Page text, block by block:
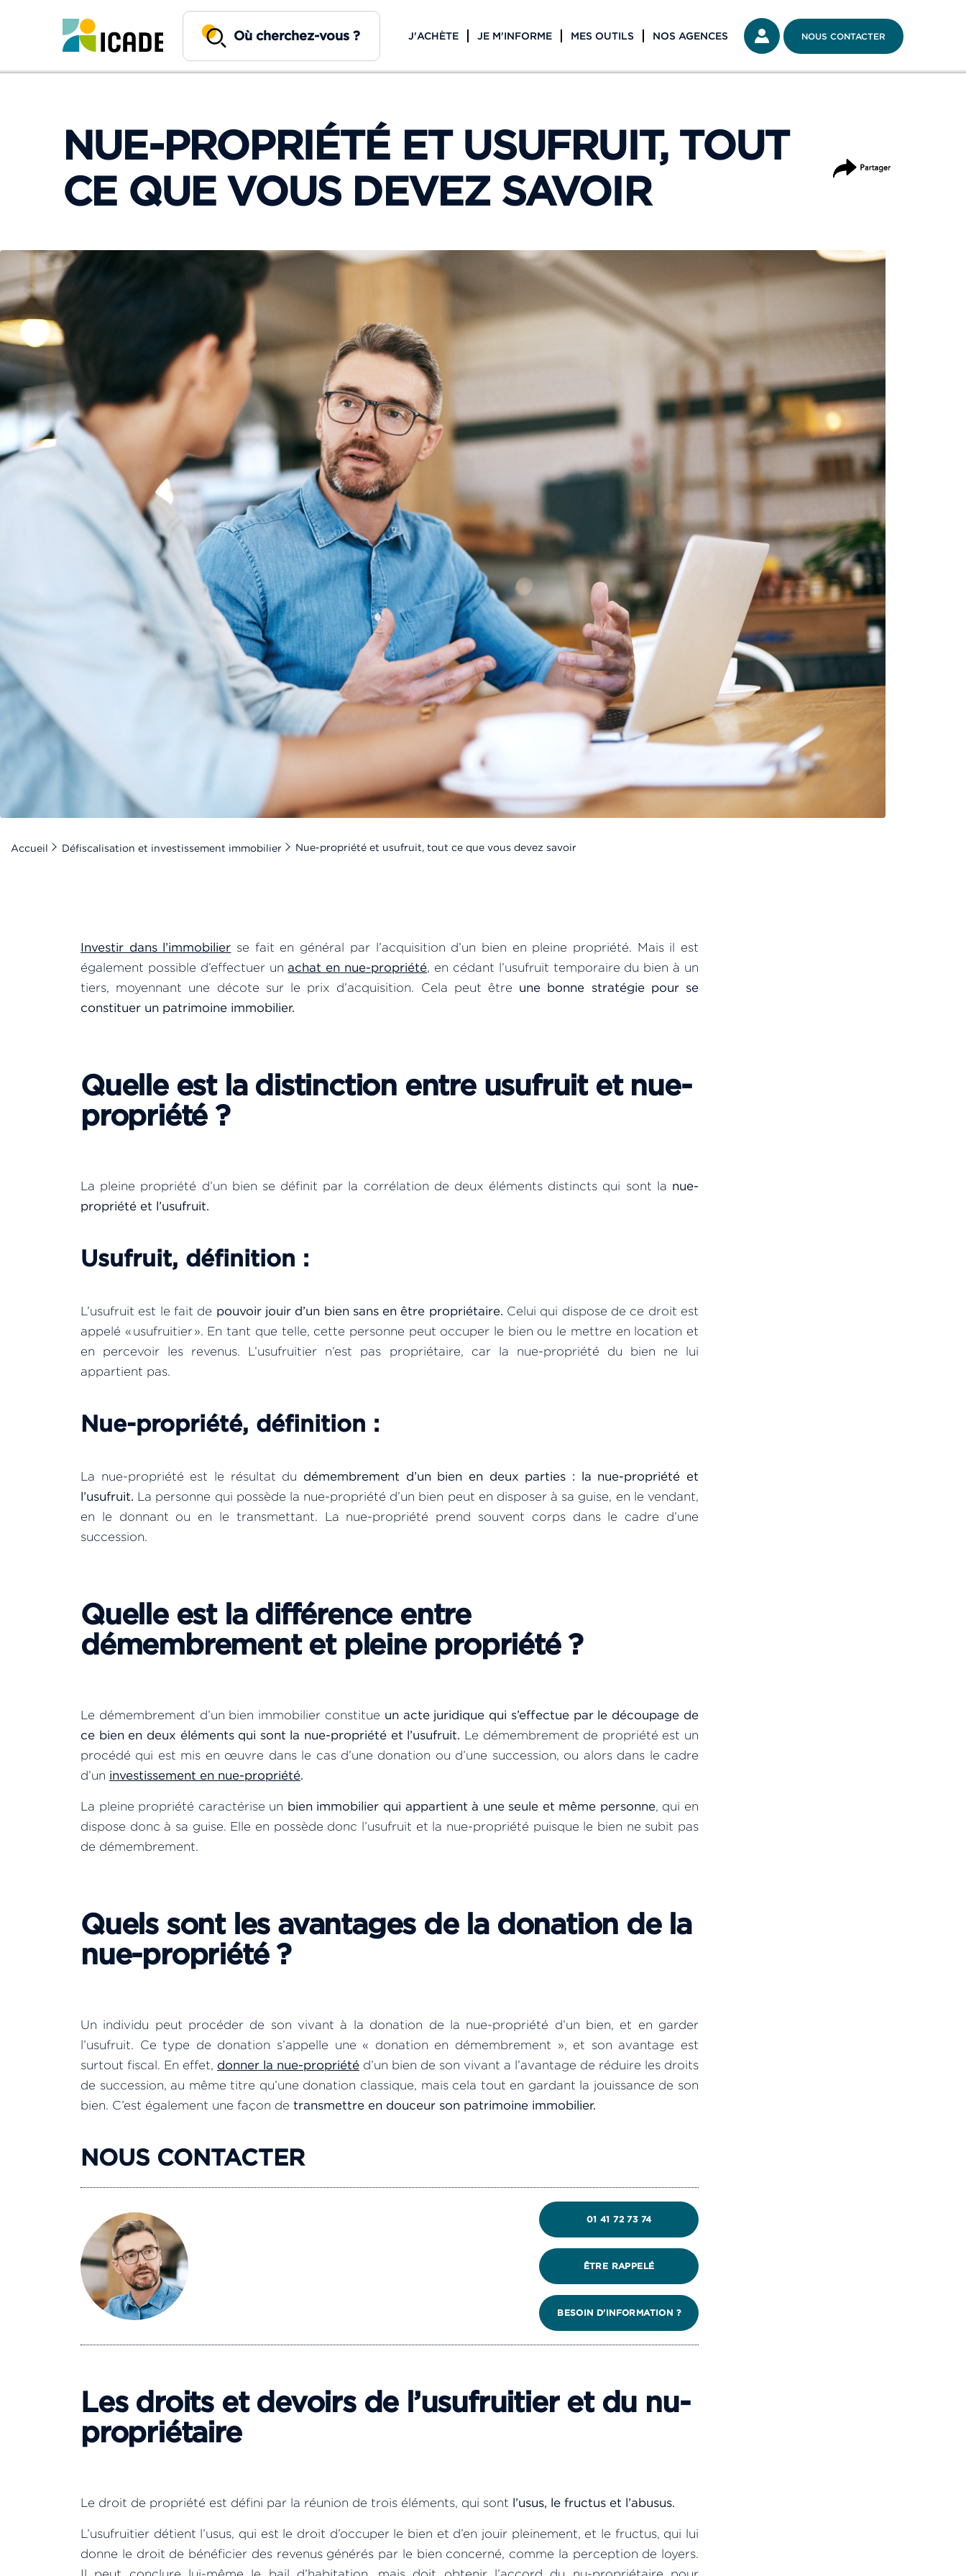
J'ACHÈTE JE M'INFORME MES OUTILS NOS AGENCES NOUS CONTACTER
NUE-PROPRIÉTÉ ET USUFRUIT, TOUT
CE QUE VOUS DEVEZ SAVOIR
PARTAGER
Accueil Défiscalisation et investissement immobilier Nue-propriété et usufruit, tout ce que vous devez savoir
Investir dans l’immobilier se fait en général par l’acquisition d’un bien en pleine propriété. Mais il est
également possible d’effectuer unachat en nue-propriété, en cédant l’usufruit temporaire du bien à un
tiers, moyennant une décote sur le prix d’acquisition. Cela peut être une bonne stratégie pour se
constituer un patrimoine immobilier.
Quelle est la distinction entre usufruit et nue-
propriété ?
La pleine propriété d’un bien se définit par la corrélation de deux éléments distincts qui sont la nue-
propriété et l’usufruit.
Usufruit, définition :
L’usufruit est le fait de pouvoir jouir d’un bien sans en être propriétaire. Celui qui dispose de ce droit est
appelé « usufruitier ». En tant que telle, cette personne peut occuper le bien ou le mettre en location et
en percevoir les revenus. L’usufruitier n’est pas propriétaire, car la nue-propriété du bien ne lui
appartient pas.
Nue-propriété, définition :
La nue-propriété est le résultat du démembrement d’un bien en deux parties : la nue-propriété et
l’usufruit. La personne qui possède la nue-propriété d’un bien peut en disposer à sa guise, en le vendant,
en le donnant ou en le transmettant. La nue-propriété prend souvent corps dans le cadre d’une
succession.
Quelle est la différence entre
démembrement et pleine propriété ?
Le démembrement d’un bien immobilier constitue un acte juridique qui s’effectue par le découpage de
ce bien en deux éléments qui sont la nue-propriété et l’usufruit. Le démembrement de propriété est un
procédé qui est mis en œuvre dans le cas d’une donation ou d’une succession, ou alors dans le cadre
d’un investissement en nue-propriété.
La pleine propriété caractérise un bien immobilier qui appartient à une seule et même personne, qui en
dispose donc à sa guise. Elle en possède donc l’usufruit et la nue-propriété puisque le bien ne subit pas
de démembrement.
Quels sont les avantages de la donation de la
nue-propriété ?
Un individu peut procéder de son vivant à la donation de la nue-propriété d’un bien, et en garder
l’usufruit. Ce type de donation s’appelle une « donation en démembrement », et son avantage est
surtout fiscal. En effet, donner la nue-propriété d’un bien de son vivant a l’avantage de réduire les droits
de succession, au même titre qu’une donation classique, mais cela tout en gardant la jouissance de son
bien. C’est également une façon de transmettre en douceur son patrimoine immobilier.
NOUS CONTACTER
01 41 72 73 74
ÊTRE RAPPELÉ
BESOIN D'INFORMATION ?
Les droits et devoirs de l’usufruitier et du nu-
propriétaire
Le droit de propriété est défini par la réunion de trois éléments, qui sont l’usus, le fructus et l’abusus.
L’usufruitier détient l’usus, qui est le droit d’occuper le bien et d’en jouir pleinement, et le fructus, qui lui
donne le droit de bénéficier des revenus générés par le bien concerné, comme la perception de loyers.